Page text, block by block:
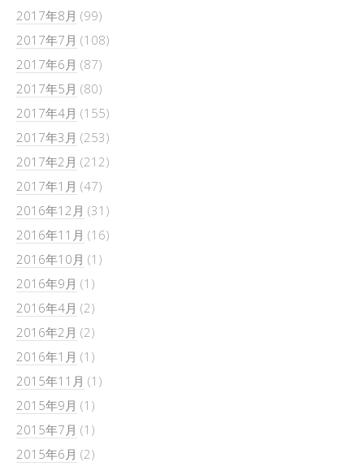
2017年8月 (99)
2017年7月 (108)
2017年6月 (87)
2017年5月 (80)
2017年4月 (155)
2017年3月 (253)
2017年2月 (212)
2017年1月 (47)
2016年12月 (31)
2016年11月 (16)
2016年10月 (1)
2016年9月 (1)
2016年4月 (2)
2016年2月 (2)
2016年1月 (1)
2015年11月 (1)
2015年9月 (1)
2015年7月 (1)
2015年6月 (2)